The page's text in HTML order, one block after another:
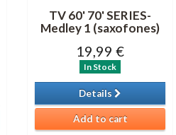
TV 60' 70' SERIES-
Medley 1 (saxofones)
19,99 €
In Stock
Details
Add to cart